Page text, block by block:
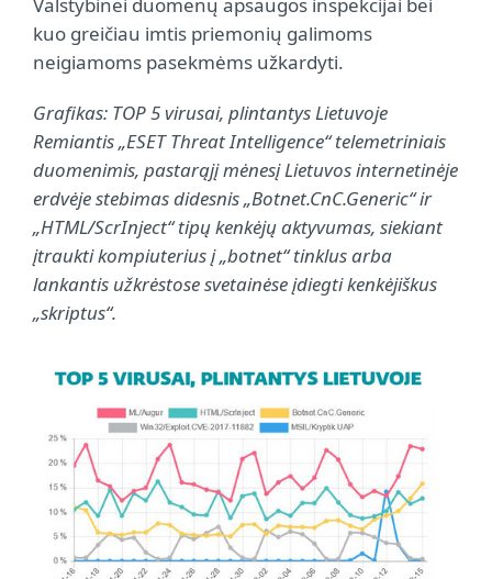
kuo greičiau imtis priemonių galimoms
neigiamoms pasekmėms užkardyti.
Grafikas: TOP 5 virusai, plintantys Lietuvoje
Remiantis „ESET Threat Intelligence“ telemetriniais
duomenimis, pastarąjį mėnesį Lietuvos internetinėje
erdvėje stebimas didesnis „Botnet.CnC.Generic“ ir
„HTML/ScrInject“ tipų kenkėjų aktyvumas, siekiant
įtraukti kompiuterius į „botnet“ tinklus arba
lankantis užkrėstose svetainėse įdiegti kenkėjiškus
„skriptus“.